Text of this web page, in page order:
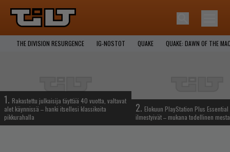
THE DIVISION RESURGENCE IG-NOSTOT QUAKE QUAKE: DAWN OF THE
1. Rakastettu julkaisija täyttää 40 vuotta, valtavat
alet käynnissä – hanki itsellesi klassikoita
pikkurahalla
2. Elokuun PlayStation Plus
ilmestyivät – mukana todellinen